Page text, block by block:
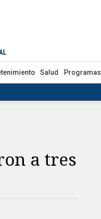
Salud Programas
a tres